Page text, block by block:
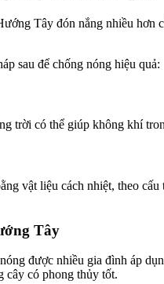
Tây đón nắng nhiều
sau để chống nóng hiệu quả:
trời có thể giúp không khí
vật liệu cách nhiệt, theo
Tây
được nhiều gia đình áp
cây có phong thủy tốt.